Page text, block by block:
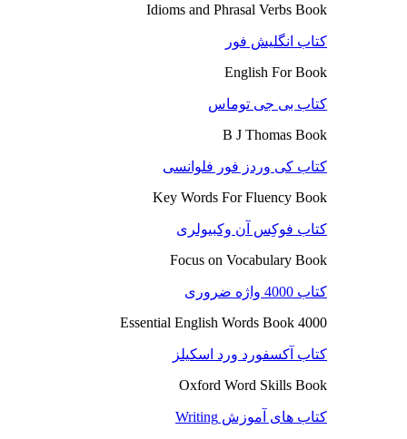
Idioms and Phrasal Verbs Book
کتاب انگلیش فور
English For Book
کتاب بی جی توماس
B J Thomas Book
کتاب کی وردز فور فلوانسی
Key Words For Fluency Book
کتاب فوکِس آن وکبیولری
Focus on Vocabulary Book
کتاب 4000 واژه ضروری
4000 Essential English Words Book
کتاب آکسفورد ورد اسکیلز
Oxford Word Skills Book
کتاب های آموزش Writing